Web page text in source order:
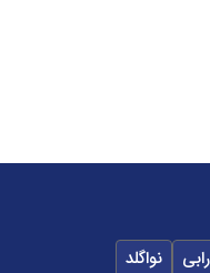
نواگلد